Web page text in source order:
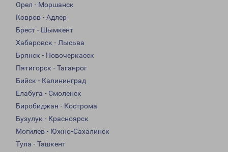
Орел - Моршанск
Ковров - Адлер
Брест - Шымкент
Хабаровск - Лысьва
Брянск - Новочеркасск
Пятигорск - Таганрог
Бийск - Калининград
Елабуга - Смоленск
Биробиджан - Кострома
Бузулук - Красноярск
Могилев - Южно-Сахалинск
Тула - Ташкент